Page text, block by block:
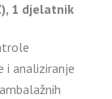
1 djelatnik
i analiziranje